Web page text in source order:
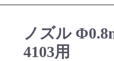
ノズル
4103用